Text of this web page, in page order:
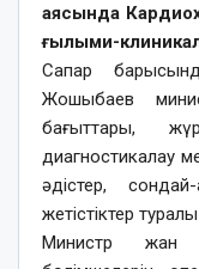
аясында
ғылыми-
Сапар
Жошыбаев
бағыттары,
диагностикалау
әдістер,
жетістіктер
Министр жан